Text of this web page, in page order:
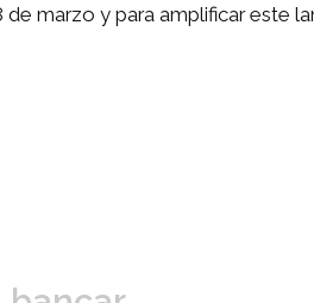
marzo y para amplificar este